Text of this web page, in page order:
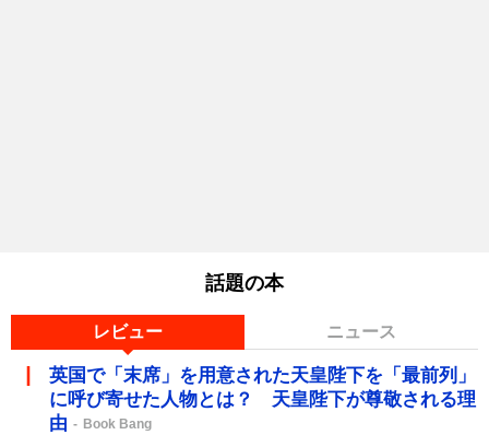
話題の本
レビュー ニュース
英国で「末席」を用意された天皇陛下を「最前列」
に呼び寄せた人物とは？ 天皇陛下が尊敬される理
由
Book Bang